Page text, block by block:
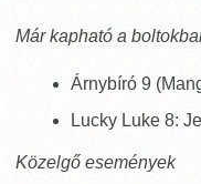
Már kapható a
Árnybíró 9
Lucky Luke 8:
Közelgő események